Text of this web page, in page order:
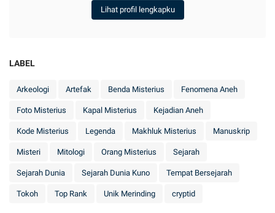
Lihat profil lengkapku
LABEL
Arkeologi Artefak Benda Misterius Fenomena Aneh
Foto Misterius Kapal Misterius Kejadian Aneh
Kode Misterius Legenda Makhluk Misterius Manuskrip
Misteri Mitologi Orang Misterius Sejarah
Sejarah Dunia Sejarah Dunia Kuno Tempat Bersejarah
Tokoh Top Rank Unik Merinding cryptid